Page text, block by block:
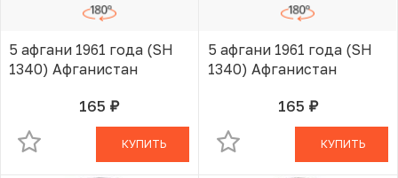
5 афгани 1961 года (SH
1340) Афганистан
165 руб.В КОРЗИНЕ
КУПИТЬ
5 афгани 1961 года (SH
1340) Афганистан
165 руб.В КОРЗИНЕ
КУПИТЬ